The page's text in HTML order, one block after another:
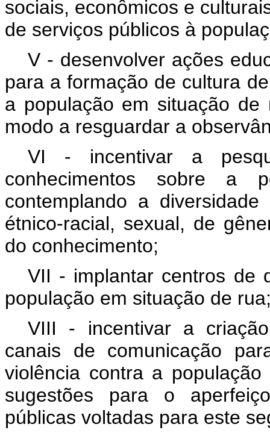
sociais, econômicos e
de serviços públicos à
V - desenvolver ações
para a formação de cultura
a população em situação
modo a resguardar a
VI - incentivar a
conhecimentos sobre a
contemplando a
étnico-racial, sexual, de
do conhecimento;
VII - implantar centros de
população em situação de
VIII - incentivar a
canais de comunicação
violência contra a
sugestões para o
públicas voltadas para este